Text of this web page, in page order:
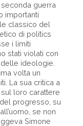
guerra
importanti
classico del
di politics
i limiti
stati violati con
ideologie.
volta un
La sua critica a
loro carattere
progresso, su
se non
Simone